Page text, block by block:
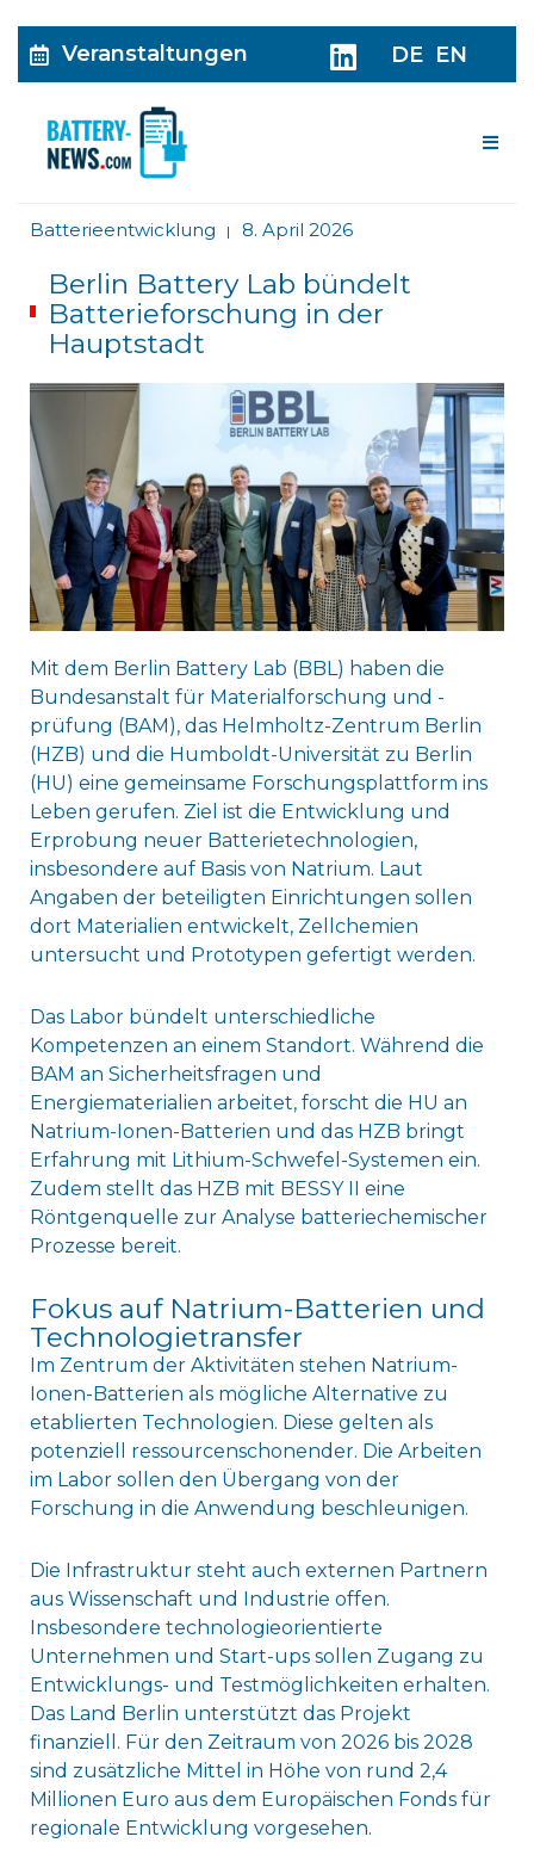
Veranstaltungen DE EN
Batterieentwicklung | 8. April 2026
Berlin Battery Lab bündelt
Batterieforschung in der
Hauptstadt
Mit dem Berlin Battery Lab (BBL) haben die
Bundesanstalt für Materialforschung und -
prüfung (BAM), das Helmholtz-Zentrum Berlin
(HZB) und die Humboldt-Universität zu Berlin
(HU) eine gemeinsame Forschungsplattform ins
Leben gerufen. Ziel ist die Entwicklung und
Erprobung neuer Batterietechnologien,
insbesondere auf Basis von Natrium. Laut
Angaben der beteiligten Einrichtungen sollen
dort Materialien entwickelt, Zellchemien
untersucht und Prototypen gefertigt werden.
Das Labor bündelt unterschiedliche
Kompetenzen an einem Standort. Während die
BAM an Sicherheitsfragen und
Energiematerialien arbeitet, forscht die HU an
Natrium-Ionen-Batterien und das HZB bringt
Erfahrung mit Lithium-Schwefel-Systemen ein.
Zudem stellt das HZB mit BESSY II eine
Röntgenquelle zur Analyse batteriechemischer
Prozesse bereit.
Fokus auf Natrium-Batterien und
Technologietransfer
Im Zentrum der Aktivitäten stehen Natrium-
Ionen-Batterien als mögliche Alternative zu
etablierten Technologien. Diese gelten als
potenziell ressourcenschonender. Die Arbeiten
im Labor sollen den Übergang von der
Forschung in die Anwendung beschleunigen.
Die Infrastruktur steht auch externen Partnern
aus Wissenschaft und Industrie offen.
Insbesondere technologieorientierte
Unternehmen und Start-ups sollen Zugang zu
Entwicklungs- und Testmöglichkeiten erhalten.
Das Land Berlin unterstützt das Projekt
finanziell. Für den Zeitraum von 2026 bis 2028
sind zusätzliche Mittel in Höhe von rund 2,4
Millionen Euro aus dem Europäischen Fonds für
regionale Entwicklung vorgesehen.